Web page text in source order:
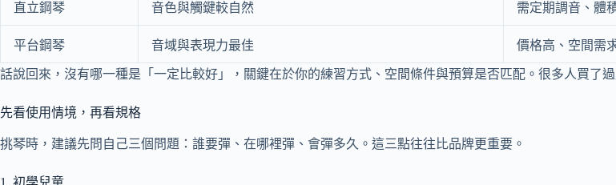
直立鋼琴 音色與觸鍵較自然 需定期調音、體
平台鋼琴 音域與表現力最佳 價格高、空間需
話說回來，沒有哪一種是「一定比較好」，關鍵在於你的練習方式、空間條件與預算是否匹配。很多人買了
先看使用情境，再看規格
挑琴時，建議先問自己三個問題：誰要彈、在哪裡彈、會彈多久。這三點往往比品牌更重要。